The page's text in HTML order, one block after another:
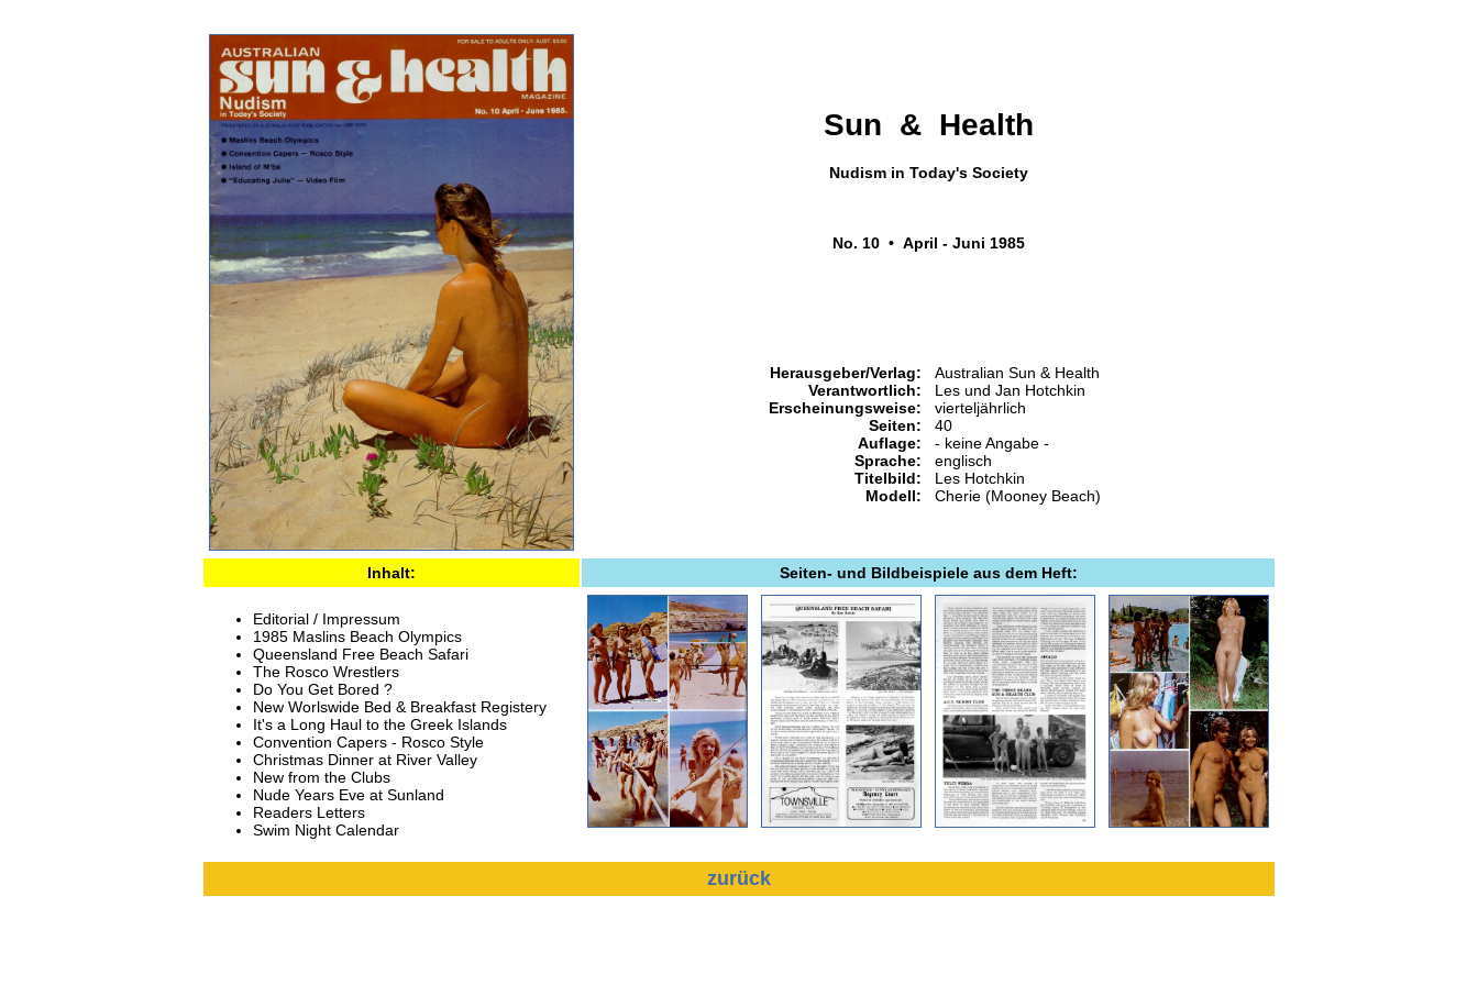
Sun & Health
Nudism in Today's Society
No. 10 • April - Juni 1985
Herausgeber/Verlag:
Verantwortlich:
Erscheinungsweise:
Seiten:
Auflage:
Sprache:
Titelbild:
Modell:
Australian Sun & Health
Les und Jan Hotchkin
vierteljährlich
40
- keine Angabe -
englisch
Les Hotchkin
Cherie (Mooney Beach)
Inhalt: Seiten- und Bildbeispiele aus dem Heft:
Editorial / Impressum
1985 Maslins Beach Olympics
Queensland Free Beach Safari
The Rosco Wrestlers
Do You Get Bored ?
New Worlswide Bed & Breakfast Registery
It's a Long Haul to the Greek Islands
Convention Capers - Rosco Style
Christmas Dinner at River Valley
New from the Clubs
Nude Years Eve at Sunland
Readers Letters
Swim Night Calendar
zurück